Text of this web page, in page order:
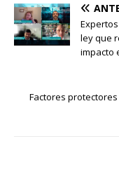
ley que
impacto
Factores